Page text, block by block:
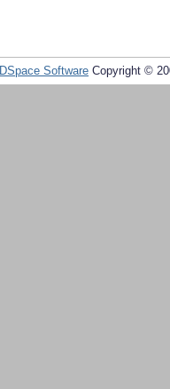
DSpace Software Copyright ©